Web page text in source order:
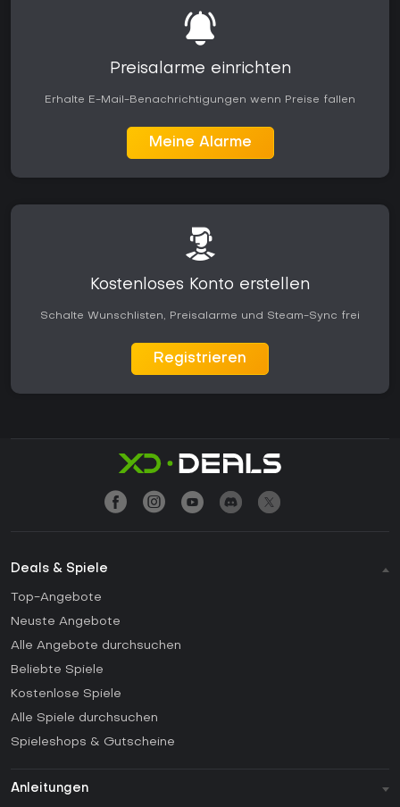
Preisalarme einrichten
Erhalte E-Mail-Benachrichtigungen wenn Preise fallen
Meine Alarme
Kostenloses Konto erstellen
Schalte Wunschlisten, Preisalarme und Steam-Sync frei
Registrieren
Deals & Spiele
Top-Angebote
Neuste Angebote
Alle Angebote durchsuchen
Beliebte Spiele
Kostenlose Spiele
Alle Spiele durchsuchen
Spieleshops & Gutscheine
Anleitungen